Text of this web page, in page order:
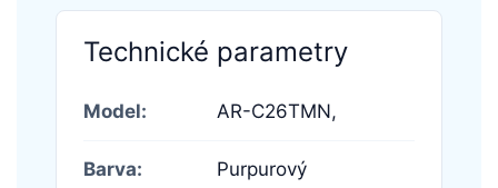
Technické parametry
Model: AR-C26TMN,
Barva: Purpurový